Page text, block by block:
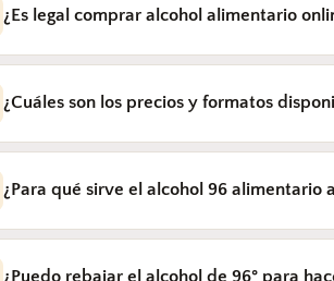
hacer limoncello, la piel de 8-10
¿Es legal comprar alcohol alimentario
Sí, completamente legal.La venta
certifica que los impuestos
¿Cuáles son los precios y formatos
LICORERO® ofrece6 formatos: 1L
incluyen IVA e impuestos especiales.
¿Para qué sirve el alcohol 96 alimentario
El alcohol etílico alimentario de 96°
para flambear o humedecer
¿Puedo rebajar el alcohol de 96° para